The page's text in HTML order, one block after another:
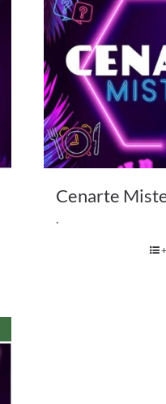
Cenarte
.